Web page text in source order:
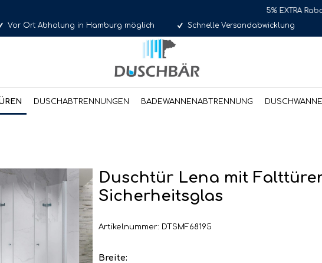
5% EXTRA Rabatt für
Vor Ort Abholung in Hamburg möglich Schnelle Versandabwicklung
DUSCHABTRENNUNGEN BADEWANNENABTRENNUNG
Duschtür Lena mit
Sicherheitsglas
Artikelnummer: DTSMF68195
Breite: